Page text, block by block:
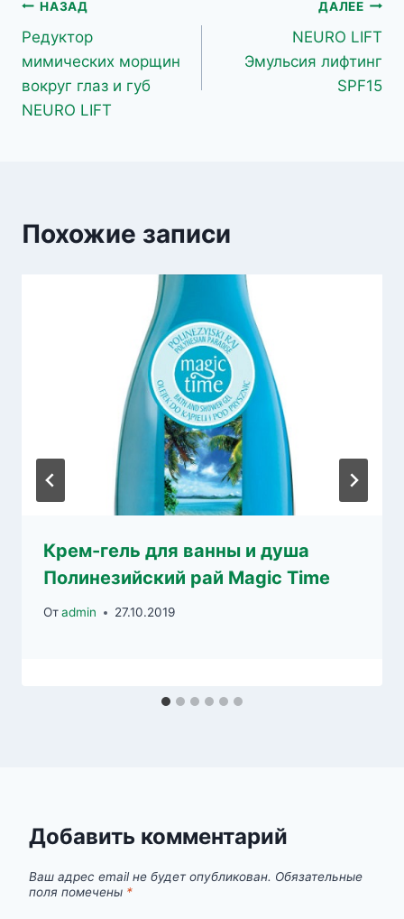
Навигация
по
записям
НАЗАД
Редуктор
мимических морщин
вокруг глаз и губ
NEURO LIFT
ДАЛЕЕ
NEURO LIFT
Эмульсия лифтинг
SPF15
Похожие записи
Крем-гель для ванны и душа
Полинезийский рай Magic Time
Отadmin 27.10.2019
Добавить комментарий
Ваш адрес email не будет опубликован. Обязательные
поля помечены *